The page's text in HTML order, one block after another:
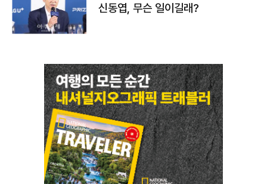
신동엽, 무슨 일이길래?